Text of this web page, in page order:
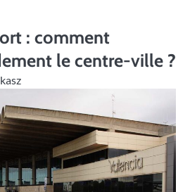
: comment
le centre-ville ?